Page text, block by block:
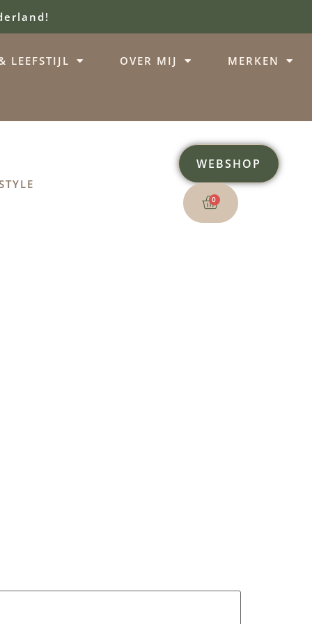
LEEFSTIJL OVER MIJ MERKEN
WEBSHOP
0